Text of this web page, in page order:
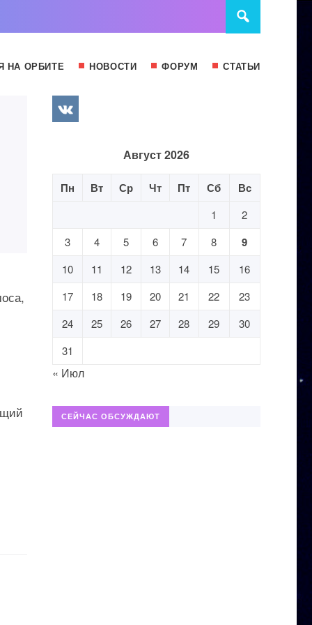
НА ОРБИТЕ НОВОСТИ ФОРУМ СТАТЬИ
Август 2026
Пн Вт Ср Чт Пт Сб Вс
1
2
3
4 5 6 7 8 9
10 11 12 13 14 15
16
17
18 19 20 21 22
23
24
25 26 27 28 29
30
31
« Июл
СЕЙЧАС ОБСУЖДАЮТ